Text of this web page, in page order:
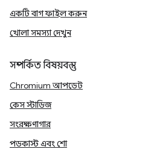
একটি বাগ ফাইল করুন
খোলা সমস্যা দেখুন
সম্পর্কিত বিষয়বস্তু
Chromium আপডেট
কেস স্টাডিজ
সংরক্ষণাগার
পডকাস্ট এবং শো